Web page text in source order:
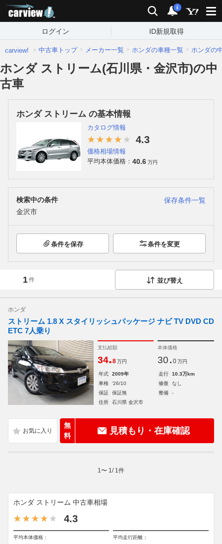
検索 通知
i
ログイン ID新規取得
carview! 中古車トップ メーカー一覧 ホンダの車種一覧 ホンダの
ホンダ ストリーム(石川県・金沢市)の中
古車
ホンダ ストリーム の基本情報
カタログ情報
4.3
価格相場情報
平均本体価格： 40.6 万円
検索中の条件
保存条件一覧
金沢市
条件を保存 条件を変更
1件 並び替え
ホンダ
ストリーム 1.8 X スタイリッシュパッケージ ナビ TV DVD CD
ETC 7人乗り
支払総額
34.8 万円
本体価格
30. 0 万円
年式 2009年 走行
10.3万km
車検
'26/10 修復
なし
保証
保証無 整備
-
住所
石川県 金沢市
無
料
見積もり・在庫確認
1 〜 1 / 1 件
ホンダ ストリーム 中古車相場
4.3
平均本体価格： 平均走行距離：